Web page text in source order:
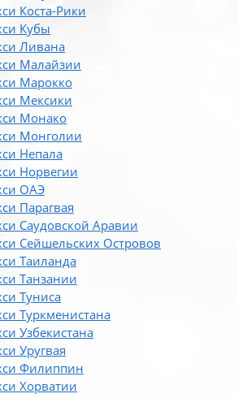
Коста-Рики
Кубы
Ливана
Малайзии
Марокко
Мексики
Монако
Монголии
Непала
Норвегии
ОАЭ
Парагвая
Саудовской Аравии
Сейшельских Островов
Таиланда
Танзании
Туниса
Туркменистана
Узбекистана
Уругвая
Филиппин
Хорватии